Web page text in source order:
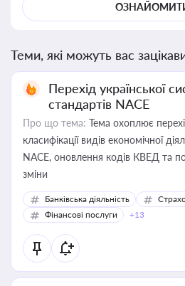
Теми, які можуть вас
Перехід української
стандартів NACE
Про що тема: Тема охоплює
класифікації видів економічної
NACE, оновлення кодів КВЕД та
зміни
Банківська діяльність
Фінансові послуги
+13